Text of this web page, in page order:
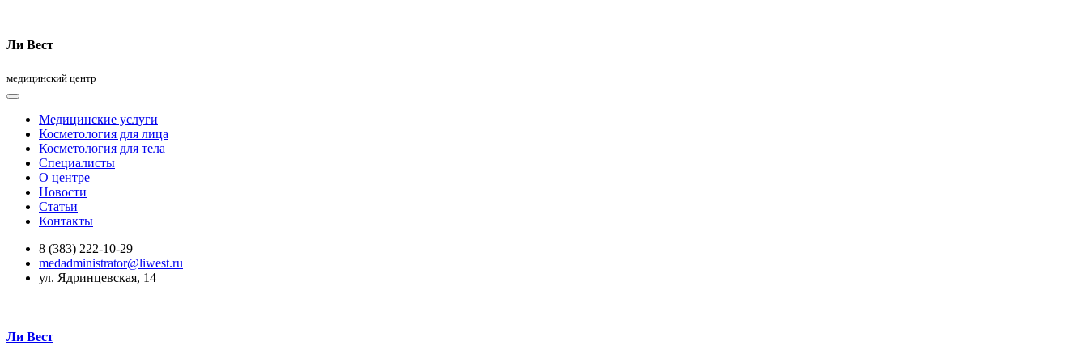
Ли Вест
медицинский центр
Медицинские услуги
Косметология для лица
Косметология для тела
Специалисты
О центре
Новости
Статьи
Контакты
8 (383) 222-10-29
medadministrator@liwest.ru
ул. Ядринцевская, 14
Ли Вест